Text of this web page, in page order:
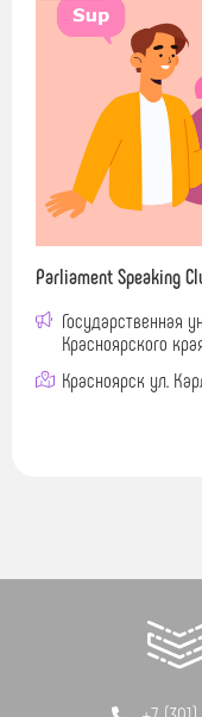
Parliament Speaking
Государственная
Красноярского
Красноярск ул.